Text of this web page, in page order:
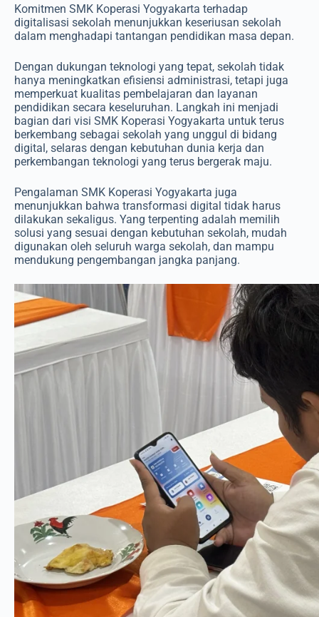
Komitmen SMK Koperasi Yogyakarta terhadap
digitalisasi sekolah menunjukkan keseriusan sekolah
dalam menghadapi tantangan pendidikan masa depan.
Dengan dukungan teknologi yang tepat, sekolah tidak
hanya meningkatkan efisiensi administrasi, tetapi juga
memperkuat kualitas pembelajaran dan layanan
pendidikan secara keseluruhan. Langkah ini menjadi
bagian dari visi SMK Koperasi Yogyakarta untuk terus
berkembang sebagai sekolah yang unggul di bidang
digital, selaras dengan kebutuhan dunia kerja dan
perkembangan teknologi yang terus bergerak maju.
Pengalaman SMK Koperasi Yogyakarta juga
menunjukkan bahwa transformasi digital tidak harus
dilakukan sekaligus. Yang terpenting adalah memilih
solusi yang sesuai dengan kebutuhan sekolah, mudah
digunakan oleh seluruh warga sekolah, dan mampu
mendukung pengembangan jangka panjang.